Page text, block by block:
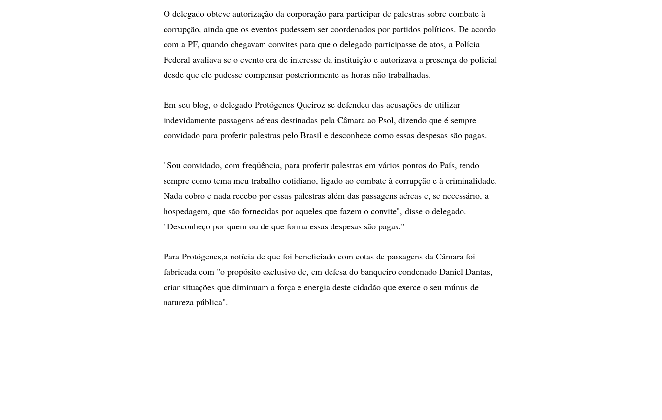
O delegado obteve autorização da corporação para participar de palestras sobre combate à
corrupção, ainda que os eventos pudessem ser coordenados por partidos políticos. De acordo
com a PF, quando chegavam convites para que o delegado participasse de atos, a Polícia
Federal avaliava se o evento era de interesse da instituição e autorizava a presença do policial
desde que ele pudesse compensar posteriormente as horas não trabalhadas.
Em seu blog, o delegado Protógenes Queiroz se defendeu das acusações de utilizar
indevidamente passagens aéreas destinadas pela Câmara ao Psol, dizendo que é sempre
convidado para proferir palestras pelo Brasil e desconhece como essas despesas são pagas.
"Sou convidado, com freqüência, para proferir palestras em vários pontos do País, tendo
sempre como tema meu trabalho cotidiano, ligado ao combate à corrupção e à criminalidade.
Nada cobro e nada recebo por essas palestras além das passagens aéreas e, se necessário, a
hospedagem, que são fornecidas por aqueles que fazem o convite", disse o delegado.
"Desconheço por quem ou de que forma essas despesas são pagas."
Para Protógenes,a notícia de que foi beneficiado com cotas de passagens da Câmara foi
fabricada com "o propósito exclusivo de, em defesa do banqueiro condenado Daniel Dantas,
criar situações que diminuam a força e energia deste cidadão que exerce o seu múnus de
natureza pública".